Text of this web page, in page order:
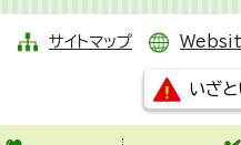
サイトマップ
いざ